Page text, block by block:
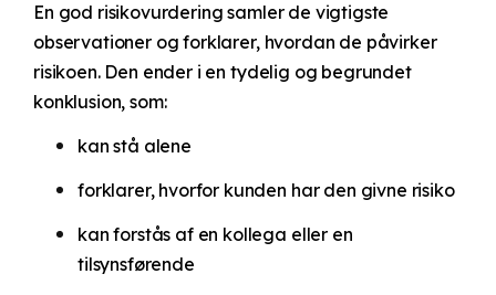
En god risikovurdering samler de vigtigste
observationer og forklarer, hvordan de påvirker
risikoen. Den ender i en tydelig og begrundet
konklusion, som:
kan stå alene
forklarer, hvorfor kunden har den givne risiko
kan forstås af en kollega eller en
tilsynsførende